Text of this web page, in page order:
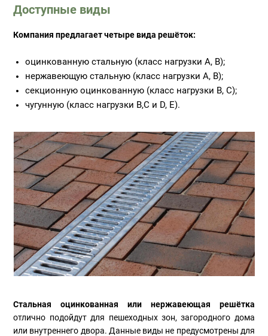
Доступные виды
Компания предлагает четыре вида решёток:
оцинкованную стальную (класс нагрузки A, B);
нержавеющую стальную (класс нагрузки A, B);
секционную оцинкованную (класс нагрузки B, C);
чугунную (класс нагрузки B,C и D, E).
Стальная оцинкованная или нержавеющая решётка
отлично подойдут для пешеходных зон, загородного дома
или внутреннего двора. Данные виды не предусмотрены для